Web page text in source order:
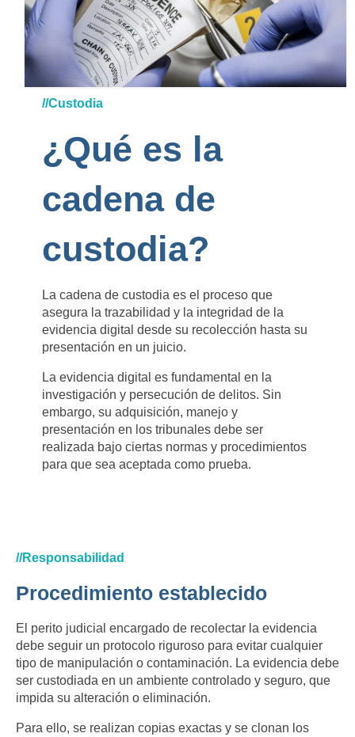
//Custodia
¿Qué es la
cadena de
custodia?
La cadena de custodia es el proceso que
asegura la trazabilidad y la integridad de la
evidencia digital desde su recolección hasta su
presentación en un juicio.
La evidencia digital es fundamental en la
investigación y persecución de delitos. Sin
embargo, su adquisición, manejo y
presentación en los tribunales debe ser
realizada bajo ciertas normas y procedimientos
para que sea aceptada como prueba.
//Responsabilidad
Procedimiento establecido
El perito judicial encargado de recolectar la evidencia
debe seguir un protocolo riguroso para evitar cualquier
tipo de manipulación o contaminación. La evidencia debe
ser custodiada en un ambiente controlado y seguro, que
impida su alteración o eliminación.
Para ello, se realizan copias exactas y se clonan los